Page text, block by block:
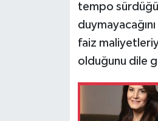
tempo sürdüğü
faiz
olduğunu dile